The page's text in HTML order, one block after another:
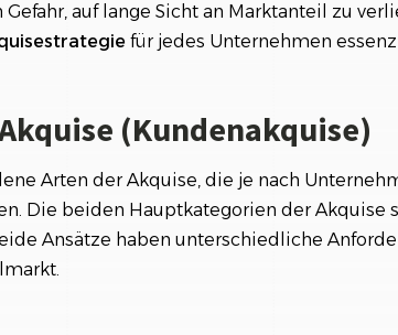
auf lange Sicht an Marktanteil zu
für jedes Unternehmen
(Kundenakquise)
Arten der Akquise, die je nach
Die beiden Hauptkategorien der Akquise
Ansätze haben unterschiedliche